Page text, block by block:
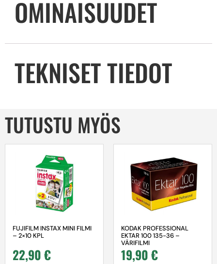
OMINAISUUDET
TEKNISET TIEDOT
TUTUSTU MYÖS
FUJIFILM INSTAX MINI FILMI
– 2×10 KPL
22,90€
KODAK PROFESSIONAL
EKTAR 100 135-36 –
VÄRIFILMI
19,90€